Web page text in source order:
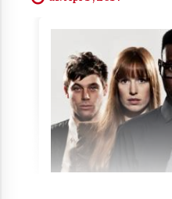
Arrosari
2021/07/